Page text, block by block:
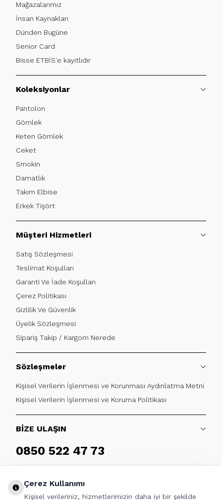
Mağazalarımız
İnsan Kaynakları
Dünden Bugüne
Senior Card
Bisse ETBİS'e kayıtlıdır
Koleksiyonlar
Pantolon
Gömlek
Keten Gömlek
Ceket
Smokin
Damatlık
Takım Elbise
Erkek Tişört
Müşteri Hizmetleri
Satış Sözleşmesi
Teslimat Koşulları
Garanti Ve İade Koşulları
Çerez Politikası
Gizlilik Ve Güvenlik
Üyelik Sözleşmesi
Sipariş Takip / Kargom Nerede
Sözleşmeler
Kişisel Verilerin İşlenmesi ve Korunması Aydınlatma Metni
Kişisel Verilerin İşlenmesi ve Koruma Politikası
BİZE ULAŞIN
0850 522 47 73
Haftaiçi 09:00 - 17:30
Çerez Kullanımı
Kişisel verileriniz, hizmetlerimizin daha iyi bir şekilde